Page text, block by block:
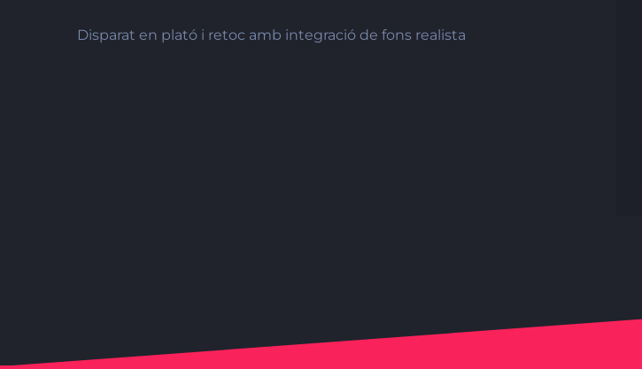
Disparat en plató i retoc amb integració de fons realista